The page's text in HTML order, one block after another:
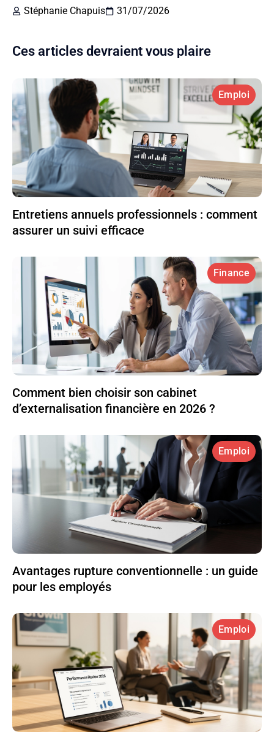
Stéphanie Chapuis
31/07/2026
Ces articles devraient vous plaire
Emploi
Entretiens annuels professionnels : comment
assurer un suivi efficace
Finance
Comment bien choisir son cabinet
d’externalisation financière en 2026 ?
Emploi
Avantages rupture conventionnelle : un guide
pour les employés
Emploi